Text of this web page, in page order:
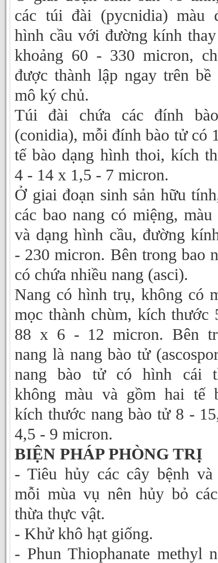
các túi đài (pycnidia) màu
hình cầu với đường kính
khoảng 60 - 330 micron,
được thành lập ngay trên bề
mô ký chủ.
Túi đài chứa các đính
(conidia), mỗi đính bào tử có
tế bào dạng hình thoi, kích
4 - 14 x 1,5 - 7 micron.
Ở giai đoạn sinh sản hữu
các bao nang có miệng, màu
và dạng hình cầu, đường
- 230 micron. Bên trong bao
có chứa nhiều nang (asci).
Nang có hình trụ, không có
mọc thành chùm, kích thước
88 x 6 - 12 micron. Bên
nang là nang bào tử
nang bào tử có hình cái
không màu và gồm hai tế
kích thước nang bào tử 8 -
4,5 - 9 micron.
BIỆN PHÁP PHÒNG TRỊ
- Tiêu hủy các cây bệnh và
mỗi mùa vụ nên hủy bỏ
thừa thực vật.
- Khử khô hạt giống.
- Phun Thiophanate methyl